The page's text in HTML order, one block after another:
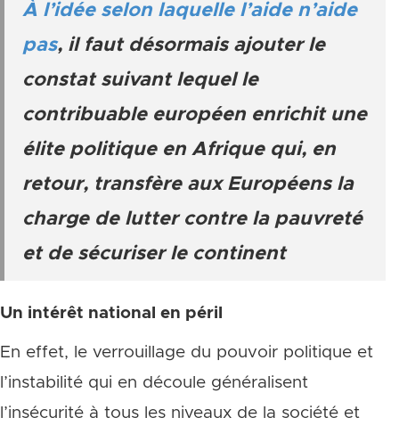
À l’idée selon laquelle l’aide n’aide
pas, il faut désormais ajouter le
constat suivant lequel le
contribuable européen enrichit une
élite politique en Afrique qui, en
retour, transfère aux Européens la
charge de lutter contre la pauvreté
et de sécuriser le continent
Un intérêt national en péril
En effet, le verrouillage du pouvoir politique et
l’instabilité qui en découle généralisent
l’insécurité à tous les niveaux de la société et